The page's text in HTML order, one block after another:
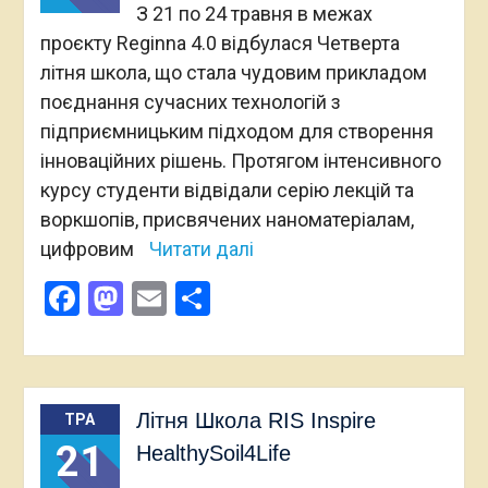
З 21 по 24 травня в межах
проєкту Reginna 4.0 відбулася Четверта
літня школа, що стала чудовим прикладом
поєднання сучасних технологій з
підприємницьким підходом для створення
інноваційних рішень. Протягом інтенсивного
курсу студенти відвідали серію лекцій та
воркшопів, присвячених наноматеріалам,
цифровим
Читати далі
Facebook
Mastodon
EmailПоділитися
ТРА
21
Літня Школа RIS Inspire
HealthySoil4Life